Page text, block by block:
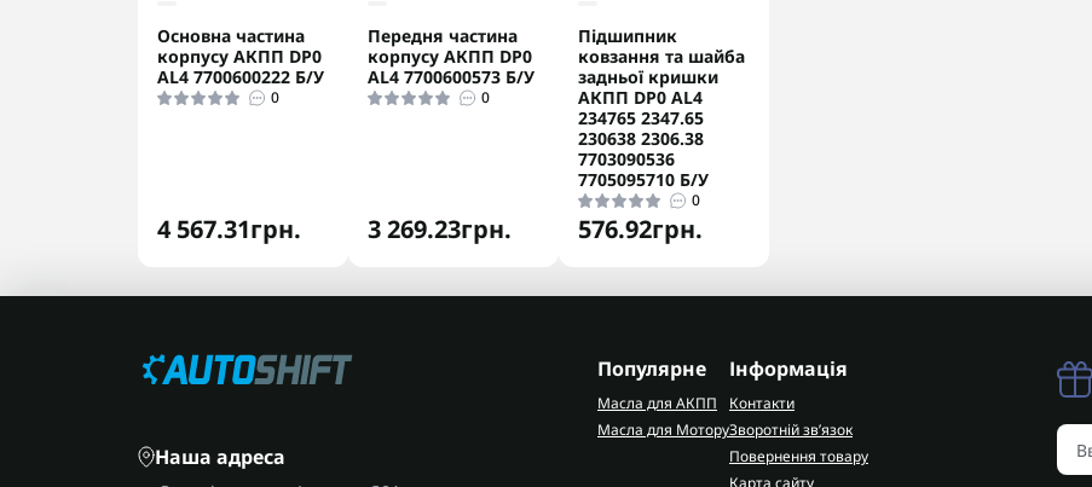
Основна частина
корпусу АКПП DP0
AL4 7700600222 Б/У
0
4 567.31грн.
Передня частина
корпусу АКПП DP0
AL4 7700600573 Б/У
0
3 269.23грн.
Підшипник
ковзання та шайба
задньої кришки
АКПП DP0 AL4
234765 2347.65
230638 2306.38
7703090536
7705095710 Б/У
0
576.92грн.
Наша адреса
Популярне
Масла для АКПП
Масла для Мотору
Інформація
Контакти
Зворотній зв’язок
Повернення товару
Карта сайту